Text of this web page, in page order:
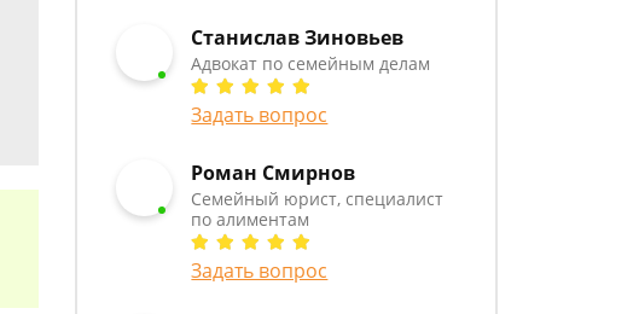
Станислав Зиновьев
Адвокат по семейным делам
Задать вопрос
Роман Смирнов
Семейный юрист, специалист
по алиментам
Задать вопрос